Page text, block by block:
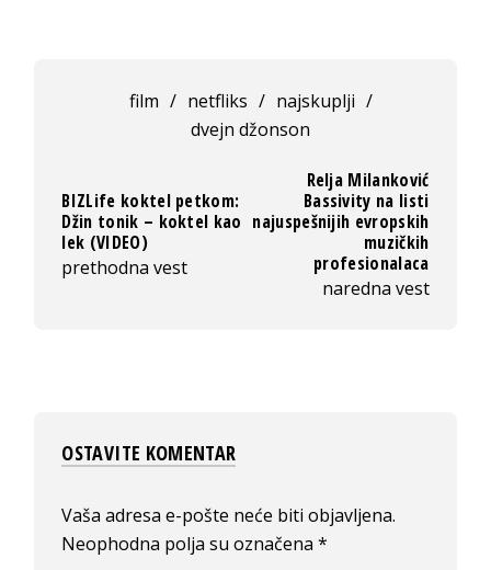
film / netfliks / najskuplji /
dvejn džonson
BIZLife koktel petkom:
Džin tonik – koktel kao
lek (VIDEO)
prethodna vest
Relja Milanković
Bassivity na listi
najuspešnijih evropskih
muzičkih
profesionalaca
naredna vest
OSTAVITE KOMENTAR
Vaša adresa e-pošte neće biti objavljena.
Neophodna polja su označena*